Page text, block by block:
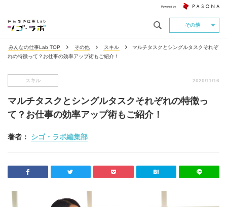
その他
みんなの仕事Lab TOP その他 スキル
マルチタスクとシングルタスクそれぞ
れの特徴って？お仕事の効率アップ術もご紹介！
スキル 2020/11/16
マルチタスクとシングルタスクそれぞれの特徴っ
て？お仕事の効率アップ術もご紹介！
著者： シゴ・ラボ編集部